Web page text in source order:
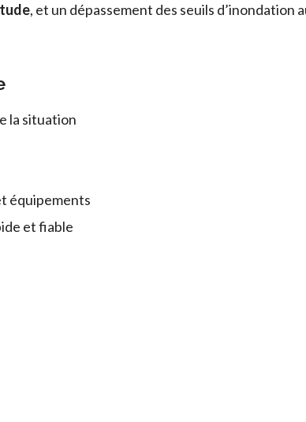
, et un dépassement des seuils d’inondation
la situation
équipements
et fiable